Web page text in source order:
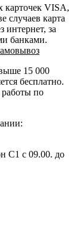
карточек VISA,
случаев карта
интернет, за
банками.
15 000
бесплатно.
работы по
С1 с 09.00. до